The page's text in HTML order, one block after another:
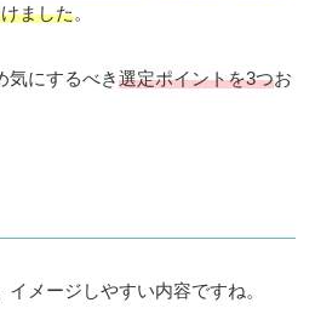
ました。
気にするべき選定ポイントを3つお
イメージしやすい内容ですね。